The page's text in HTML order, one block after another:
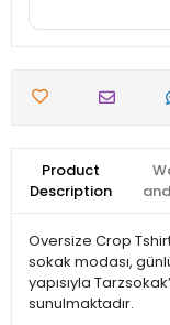
Product
Description
Oversize Crop
sokak modası,
yapısıyla
sunulmaktadır.